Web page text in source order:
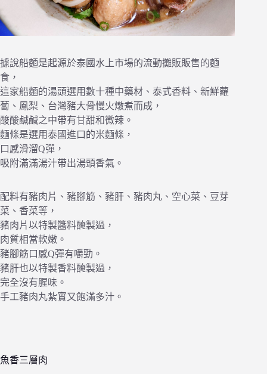
據說船麵是起源於泰國水上市場的流動攤販販售的麵
食，
這家船麵的湯頭選用數十種中藥材、泰式香料、新鮮蘿
蔔、鳳梨、台灣豬大骨慢火燉煮而成，
酸酸鹹鹹之中帶有甘甜和微辣。
麵條是選用泰國進口的米麵條，
口感滑溜Q彈，
吸附滿滿湯汁帶出湯頭香氣。
配料有豬肉片、豬腳筋、豬肝、豬肉丸、空心菜、豆芽
菜、香菜等，
豬肉片以特製醬料醃製過，
肉質相當軟嫩。
豬腳筋口感Q彈有嚼勁。
豬肝也以特製香料醃製過，
完全沒有腥味。
手工豬肉丸紮實又飽滿多汁。
魚香三層肉